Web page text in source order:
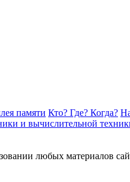
памяти Кто? Где? Когда?
и вычислительной
любых материалов